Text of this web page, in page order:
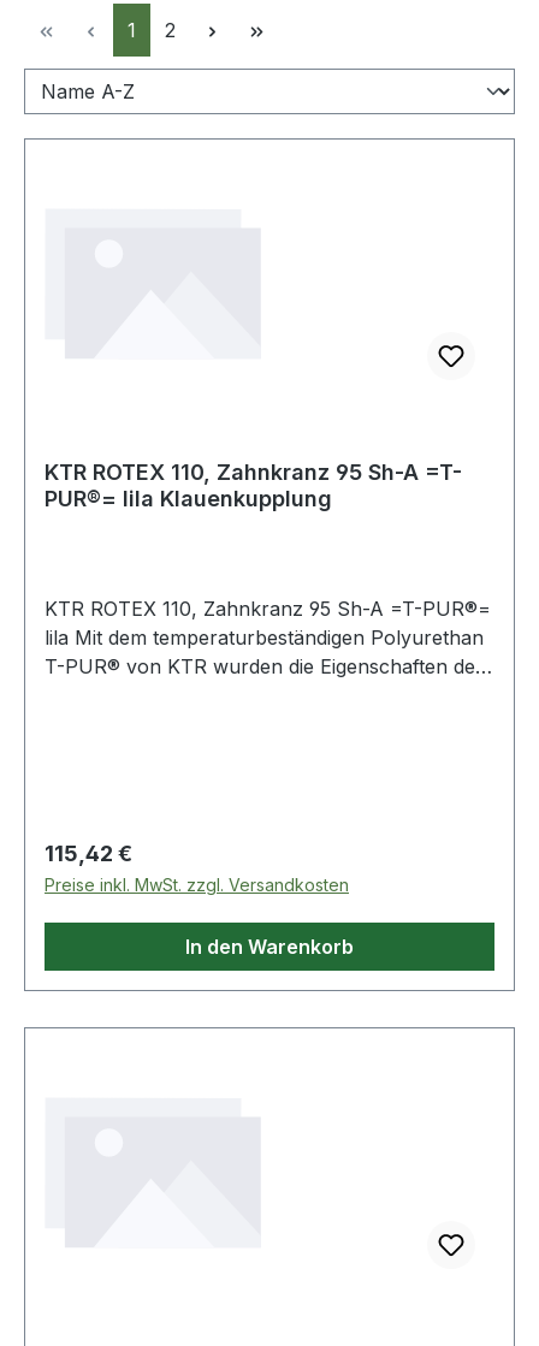
Seite
1 Seite
2
KTR ROTEX 110, Zahnkranz 95 Sh-A =T-
PUR®= lila Klauenkupplung
KTR ROTEX 110, Zahnkranz 95 Sh-A =T-PUR®=
lila Mit dem temperaturbeständigen Polyurethan
T-PUR® von KTR wurden die Eigenschaften der
können Sie auch weiterhin die bisherigen
Polyurethan-Zahnkränze in den Farben gelb, rot
und naturweiß mit grüner Zahnkranzmarkierung
Regulärer Preis:
115,42 €
Preise inkl. MwSt. zzgl. Versandkosten
In den Warenkorb